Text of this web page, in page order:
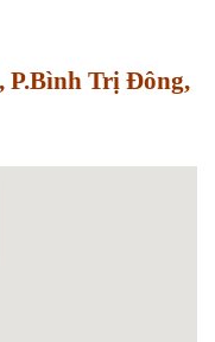
P.Bình Trị Đông,